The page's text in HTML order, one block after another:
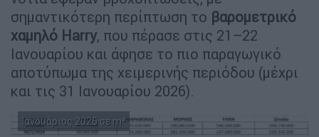
σημαντικότερη περίπτωση το βαρομετρικό
χαμηλό Harry, που πέρασε στις 21–22
Ιανουαρίου και άφησε το πιο παραγωγικό
αποτύπωμα της χειμερινής περιόδου (μέχρι
και τις 31 Ιανουαρίου 2026).
Ιανουάριος 2026 σε m³